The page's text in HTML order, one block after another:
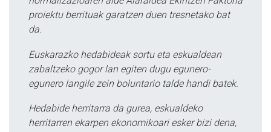
proiektu berrituak garatzen duen tresnetako bat
da.
Euskarazko hedabideak sortu eta eskualdean
zabaltzeko gogor lan egiten dugu egunero-
egunero langile zein boluntario talde handi batek.
Hedabide herritarra da gurea, eskualdeko
herritarren ekarpen ekonomikoari esker bizi dena,